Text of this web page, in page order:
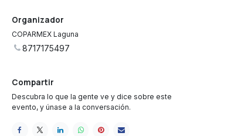
Organizador
COPARMEX Laguna
8717175497
Compartir
Descubra lo que la gente ve y dice sobre este
evento, y únase a la conversación.